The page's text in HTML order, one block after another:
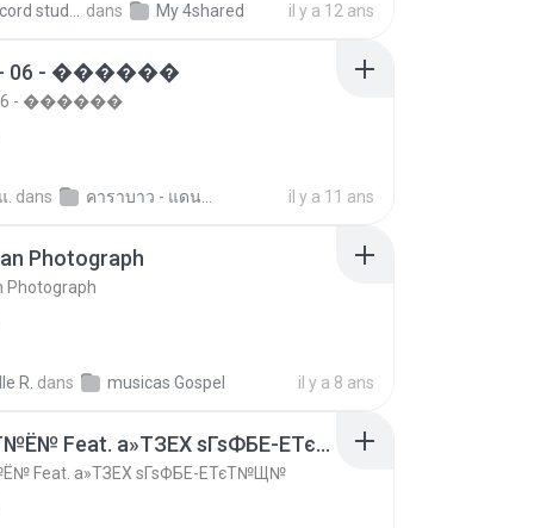
dans My 4shared il y a 12 ans
06 - ������
- ������
. dans il y a 11 ans
Photograph
Photograph
R. dans musicas Gospel il y a 8 ans
ѕЕС§§Т№Ё№ Feat. а»ТЗЕХ ѕГѕФБЕ-ЕТєТ№Щ№
Feat. а»ТЗЕХ ѕГѕФБЕ-ЕТєТ№Щ№